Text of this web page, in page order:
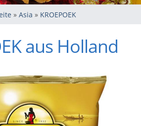
» Asia » KROEPOEK
aus Holland